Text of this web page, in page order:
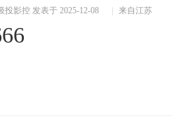
投影控 发表于 2025-12-08 来自江苏